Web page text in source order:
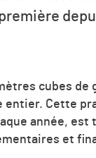
cubes
entier. Cette
année,
et